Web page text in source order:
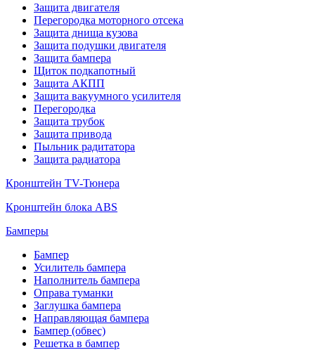
Защита двигателя
Перегородка моторного отсека
Защита днища кузова
Защита подушки двигателя
Защита бампера
Щиток подкапотный
Защита АКПП
Защита вакуумного усилителя
Перегородка
Защита трубок
Защита привода
Пыльник радитатора
Защита радиатора
Кронштейн TV-Тюнера
Кронштейн блока ABS
Бамперы
Бампер
Усилитель бампера
Наполнитель бампера
Оправа туманки
Заглушка бампера
Направляющая бампера
Бампер (обвес)
Решетка в бампер